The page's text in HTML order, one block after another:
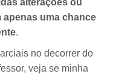
alterações ou
uma chance
.
no decorrer do
veja se minha